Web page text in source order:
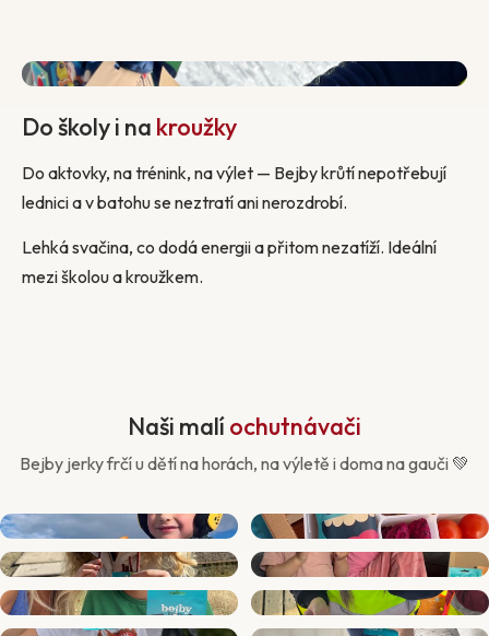
Do školy i na kroužky
Do aktovky, na trénink, na výlet — Bejby krůtí nepotřebují
lednici a v batohu se neztratí ani nerozdrobí.
Lehká svačina, co dodá energii a přitom nezatíží. Ideální
mezi školou a kroužkem.
Naši malíochutnávači
Bejby jerky frčí u dětí na horách, na výletě i doma na gauči 💚